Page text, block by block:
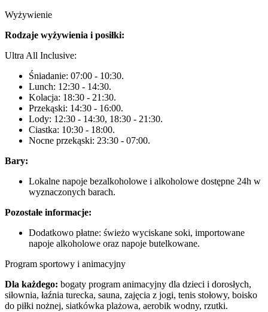
Wyżywienie
Rodzaje wyżywienia i posiłki:
Ultra All Inclusive:
Śniadanie: 07:00 - 10:30.
Lunch: 12:30 - 14:30.
Kolacja: 18:30 - 21:30.
Przekąski: 14:30 - 16:00.
Lody: 12:30 - 14:30, 18:30 - 21:30.
Ciastka: 10:30 - 18:00.
Nocne przekąski: 23:30 - 07:00.
Bary:
Lokalne napoje bezalkoholowe i alkoholowe dostępne 24h w
wyznaczonych barach.
Pozostałe informacje:
Dodatkowo płatne: świeżo wyciskane soki, importowane
napoje alkoholowe oraz napoje butelkowane.
Program sportowy i animacyjny
Dla każdego: bogaty program animacyjny dla dzieci i dorosłych,
siłownia, łaźnia turecka, sauna, zajęcia z jogi, tenis stołowy, boisko
do piłki nożnej, siatkówka plażowa, aerobik wodny, rzutki.